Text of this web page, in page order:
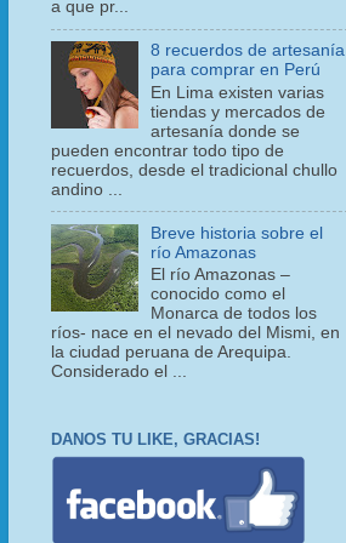
a que pr...
8 recuerdos de artesanía
para comprar en Perú
En Lima existen varias
tiendas y mercados de
artesanía donde se
pueden encontrar todo tipo de
recuerdos, desde el tradicional chullo
andino ...
Breve historia sobre el
río Amazonas
El río Amazonas –
conocido como el
Monarca de todos los
ríos- nace en el nevado del Mismi, en
la ciudad peruana de Arequipa.
Considerado el ...
DANOS TU LIKE, GRACIAS!